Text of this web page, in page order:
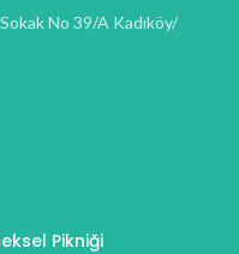
No 39/A Kadıköy/
Pikniği